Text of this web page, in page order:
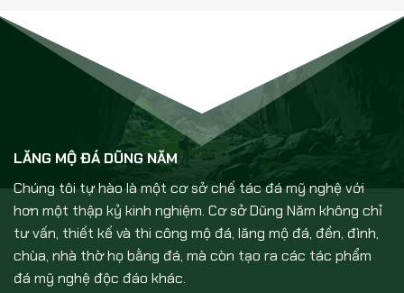
LĂNG MỘ ĐÁ DŨNG NĂM
Chúng tôi tự hào là một cơ sở chế tác đá mỹ nghệ với
hơn một thập kỷ kinh nghiệm. Cơ sở Dũng Năm không chỉ
tư vấn, thiết kế và thi công mộ đá, lăng mộ đá, đền, đình,
chùa, nhà thờ họ bằng đá, mà còn tạo ra các tác phẩm
đá mỹ nghệ độc đáo khác.